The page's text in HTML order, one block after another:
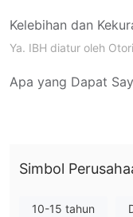
Kelebihan dan
Ya. IBH diatur oleh
Apa yang Dapat
USD, NZD,
Biaya IBH
Semua pembayaran
Simbol
10-15 tahun